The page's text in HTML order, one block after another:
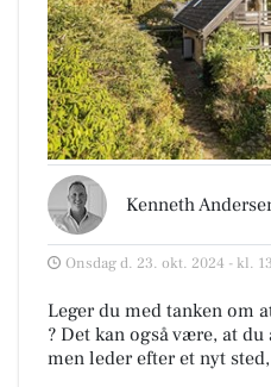
Kenneth
Onsdag d. 23. okt. 2024 - kl.
Leger du med tanken om
? Det kan også være, at
men leder efter et nyt